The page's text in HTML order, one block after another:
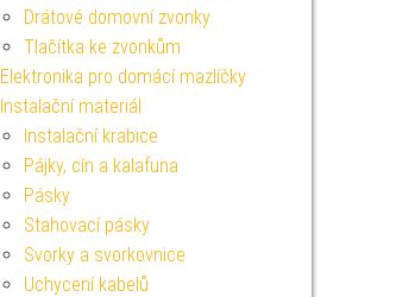
Drátové domovní zvonky
Tlačítka ke zvonkům
Elektronika pro domácí mazlíčky
Instalační materiál
Instalační krabice
Pájky, cín a kalafuna
Pásky
Stahovací pásky
Svorky a svorkovnice
Uchycení kabelů